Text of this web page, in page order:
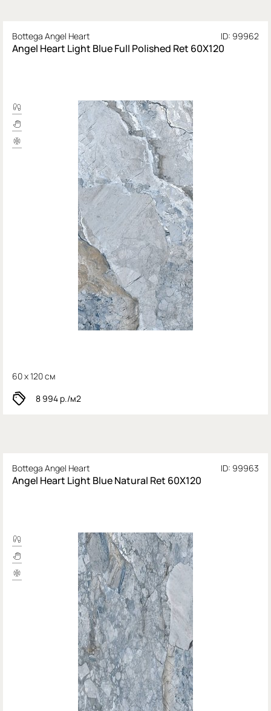
Bottega Angel Heart ID: 99962
Angel Heart Light Blue Full Polished Ret 60X120
60 x 120 см
8 994 р./м2
Bottega Angel Heart ID: 99963
Angel Heart Light Blue Natural Ret 60X120